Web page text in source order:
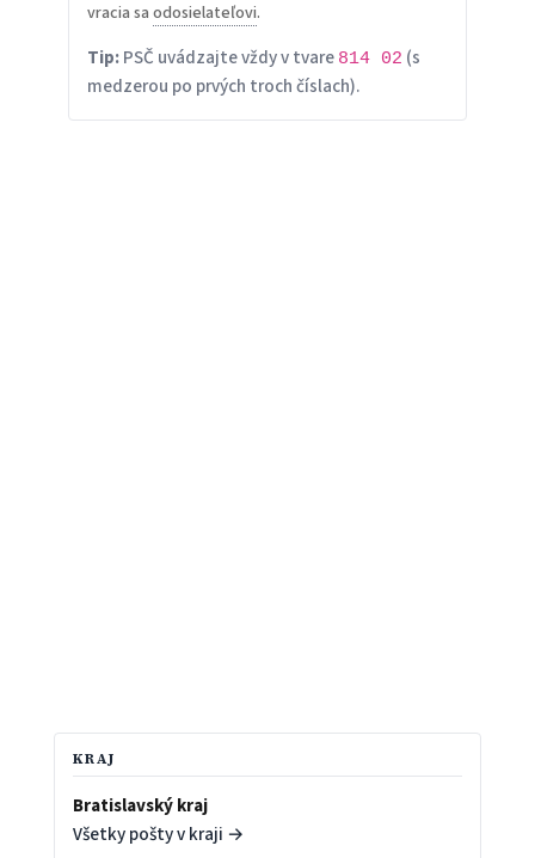
vracia sa odosielateľovi.
Tip:PSČ uvádzajte vždy v tvare 814 02 (s
medzerou po prvých troch číslach).
KRAJ
Bratislavský kraj
Všetky pošty v kraji →